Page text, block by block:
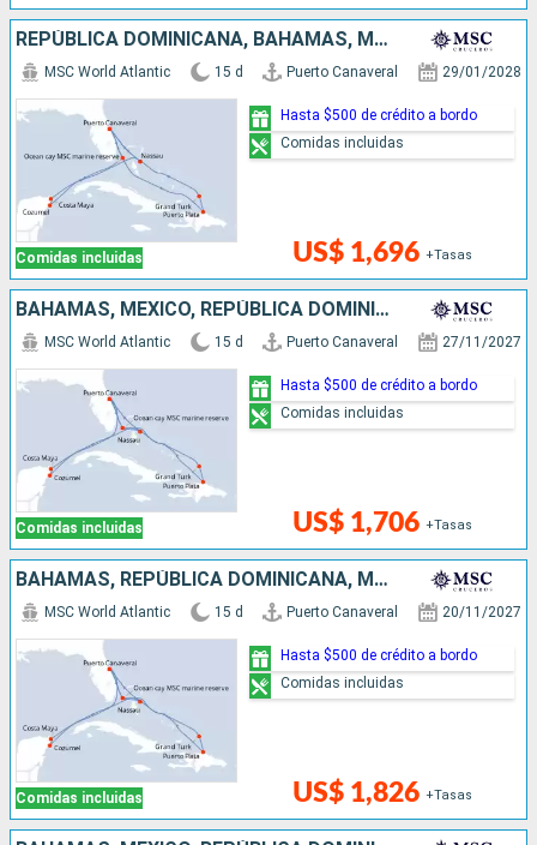
REPÚBLICA DOMINICANA, BAHAMAS, MÉXICO, ESTADOS UNIDOS
Comidas incluidas
MSC World Atlantic 15 d Puerto Canaveral 29/01/2028
US$ 1,696 +Tasas
Hasta $500 de crédito a bordo
Comidas incluidas
BAHAMAS, MÉXICO, REPÚBLICA DOMINICANA, ESTADOS UNIDOS
Comidas incluidas
MSC World Atlantic 15 d Puerto Canaveral 27/11/2027
US$ 1,706 +Tasas
Hasta $500 de crédito a bordo
Comidas incluidas
BAHAMAS, REPÚBLICA DOMINICANA, MÉXICO, ESTADOS UNIDOS
Comidas incluidas
MSC World Atlantic 15 d Puerto Canaveral 20/11/2027
US$ 1,826 +Tasas
Hasta $500 de crédito a bordo
Comidas incluidas